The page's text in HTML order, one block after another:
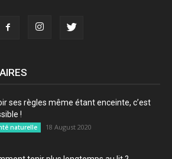
ses règles même étant enceinte, c’est
!
naturelle 18 August 2020